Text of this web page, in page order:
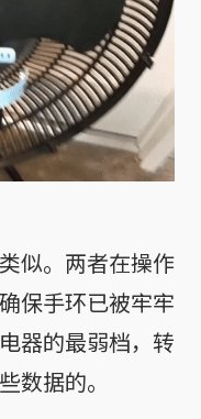
似。两者在操作
保手环已被牢牢
器的最弱档，转
数据的。